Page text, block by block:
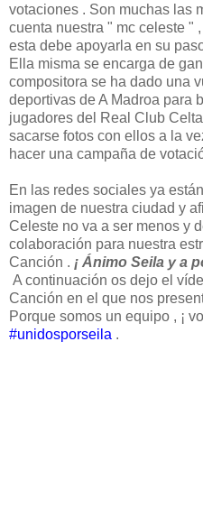
votaciones . Son muchas las
cuenta nuestra " mc celeste "
esta debe apoyarla en su
Ella misma se encarga de
compositora se ha dado una
deportivas de A Madroa para
jugadores del Real Club
sacarse fotos con ellos a la
hacer una campaña de
En las redes sociales ya
imagen de nuestra ciudad y
Celeste no va a ser menos y
colaboración para nuestra
Canción . ¡ Ánimo Seila y a
A continuación os dejo el
Canción en el que nos
Porque somos un equipo , ¡
#unidosporseila .